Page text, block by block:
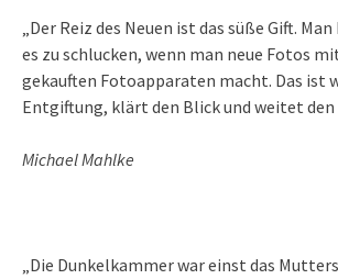
„Der Reiz des Neuen ist das süße Gift.
es zu schlucken, wenn man neue Fotos
gekauften Fotoapparaten macht. Das ist
Entgiftung, klärt den Blick und weitet
Michael Mahlke
„Die Dunkelkammer war einst das